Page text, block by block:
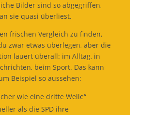
Bilder sind so abgegriffen,
sie quasi überliest.
frischen Vergleich zu finden,
zwar etwas überlegen, aber die
lauert überall: im Alltag, in
beim Sport. Das kann
Beispiel so aussehen:
wie eine dritte Welle“
als die SPD ihre